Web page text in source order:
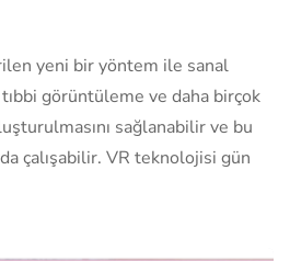
yeni bir yöntem ile sanal
görüntüleme ve daha birçok
sağlanabilir ve bu
çalışabilir. VR teknolojisi gün